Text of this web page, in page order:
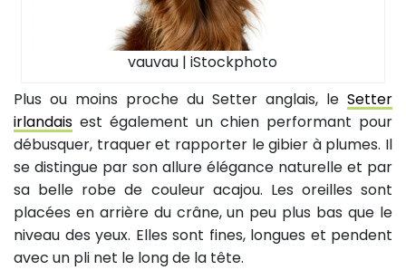
vauvau | iStockphoto
Plus ou moins proche du Setter anglais, le Setter
irlandais est également un chien performant pour
débusquer, traquer et rapporter le gibier à plumes. Il
se distingue par son allure élégance naturelle et par
sa belle robe de couleur acajou. Les oreilles sont
placées en arrière du crâne, un peu plus bas que le
niveau des yeux. Elles sont fines, longues et pendent
avec un pli net le long de la tête.